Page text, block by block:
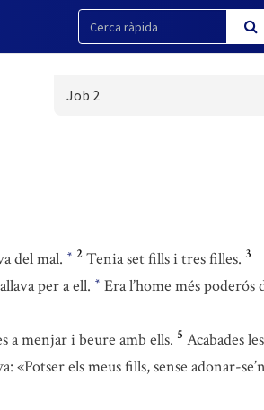
Job 2
del mal. * 2 Tenia set fills i tres filles. 3
per a ell. * Era l’home més poderós
a menjar i beure amb ells. 5 Acabades les
«Potser els meus fills, sense adonar-